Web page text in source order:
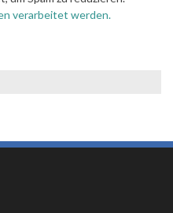
verarbeitet werden.